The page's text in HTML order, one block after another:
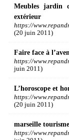
Meubles jardin
extérieur
https://
(20 juin 2011)
Faire face à
https://
juin 2011)
L’horoscope et
https://
(20 juin 2011)
marseille
https://